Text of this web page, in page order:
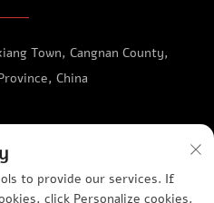
Town, Cangnan County,
China
to provide our services. If
click Personalize cookies.